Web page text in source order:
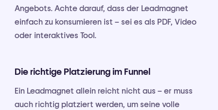
Angebots. Achte darauf, dass der Leadmagnet
einfach zu konsumieren ist – sei es als PDF, Video
oder interaktives Tool.
Die richtige Platzierung im Funnel
Ein Leadmagnet allein reicht nicht aus – er muss
auch richtig platziert werden, um seine volle